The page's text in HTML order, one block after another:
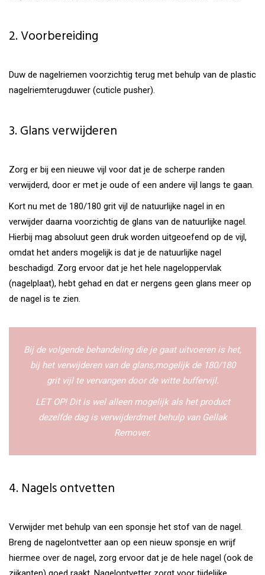
2. Voorbereiding
Duw de nagelriemen voorzichtig terug met behulp van de plastic
nagelriemterugduwer (cuticle pusher).
3. Glans verwijderen
Zorg er bij een nieuwe vijl voor dat je de scherpe randen
verwijderd, door er met je oude of een andere vijl langs te gaan.
Kort nu met de 180/180 grit vijl de natuurlijke nagel in en
verwijder daarna voorzichtig de glans van de natuurlijke nagel.
Hierbij mag absoluut geen druk worden uitgeoefend op de vijl,
omdat het anders mogelijk is dat je de natuurlijke nagel
beschadigd. Zorg ervoor dat je het hele nageloppervlak
(nagelplaat), hebt gehad en dat er nergens geen glans meer op
de nagel is te zien.
Bij de volgende behandeling die je gaat uitvoeren is het,
bij het verwijderen van de glans,mogelijk de 180/180
grit vijl te vervangen door de witte buffervijl.
LET OP! Dit is wel alleen mogelijk als het product
dezelfde dag is verwijderdmet behulp van Gellak
Remover.
4. Nagels ontvetten
Verwijder met behulp van een sponsje het stof van de nagel.
Breng de nagelontvetter aan op een nieuw sponsje en wrijf
hiermee over de nagel, zorg ervoor dat je de hele nagel (ook de